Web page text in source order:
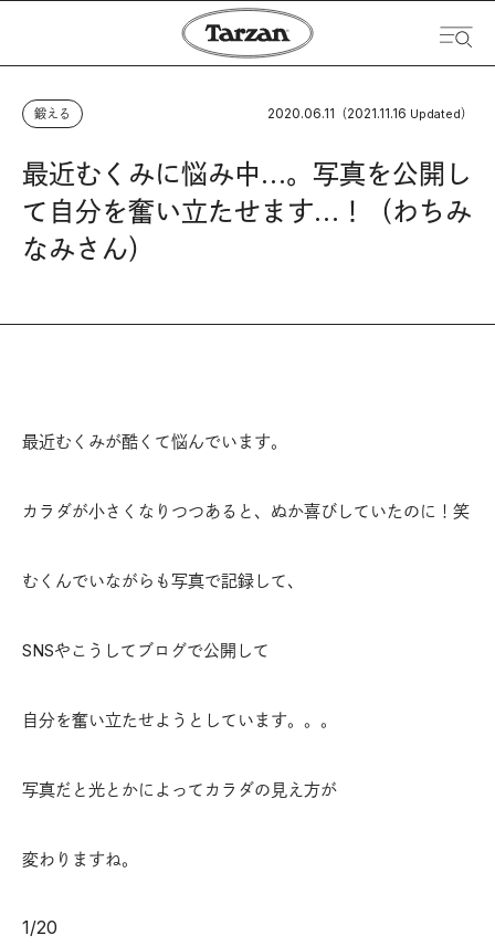
鍛える 2020.06.11 （2021.11.16 Updated）
最近むくみに悩み中…。写真を公開し
て自分を奮い立たせます…！（わちみ
なみさん）
最近むくみが酷くて悩んでいます。
カラダが小さくなりつつあると、ぬか喜びしていたのに！笑
むくんでいながらも写真で記録して、
SNSやこうしてブログで公開して
自分を奮い立たせようとしています。。。
写真だと光とかによってカラダの見え方が
変わりますね。
1/20